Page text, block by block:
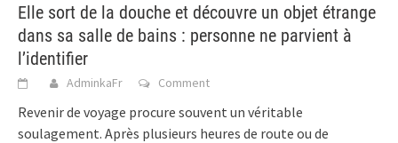
Elle sort de la douche et découvre un objet étrange
dans sa salle de bains : personne ne parvient à
l’identifier
AdminkaFr Comment
Revenir de voyage procure souvent un véritable
soulagement. Après plusieurs heures de route ou de